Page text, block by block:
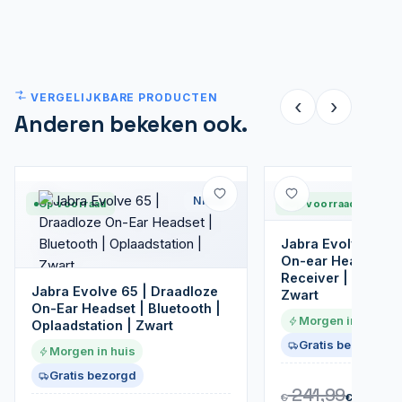
VERGELIJKBARE PRODUCTEN
Anderen bekeken ook.
‹ ›
Op voorraad Nieuw
Jabra Evolve 65 | Draadloze
On-Ear Headset | Bluetooth |
Oplaadstation | Zwart
Morgen in huis
Gratis bezorgd
Op voorraad
Jabra Evolve2 65
On-ear Headset |
Receiver |
Zwart
Morgen in huis
Gratis bezorgd
€241,99€